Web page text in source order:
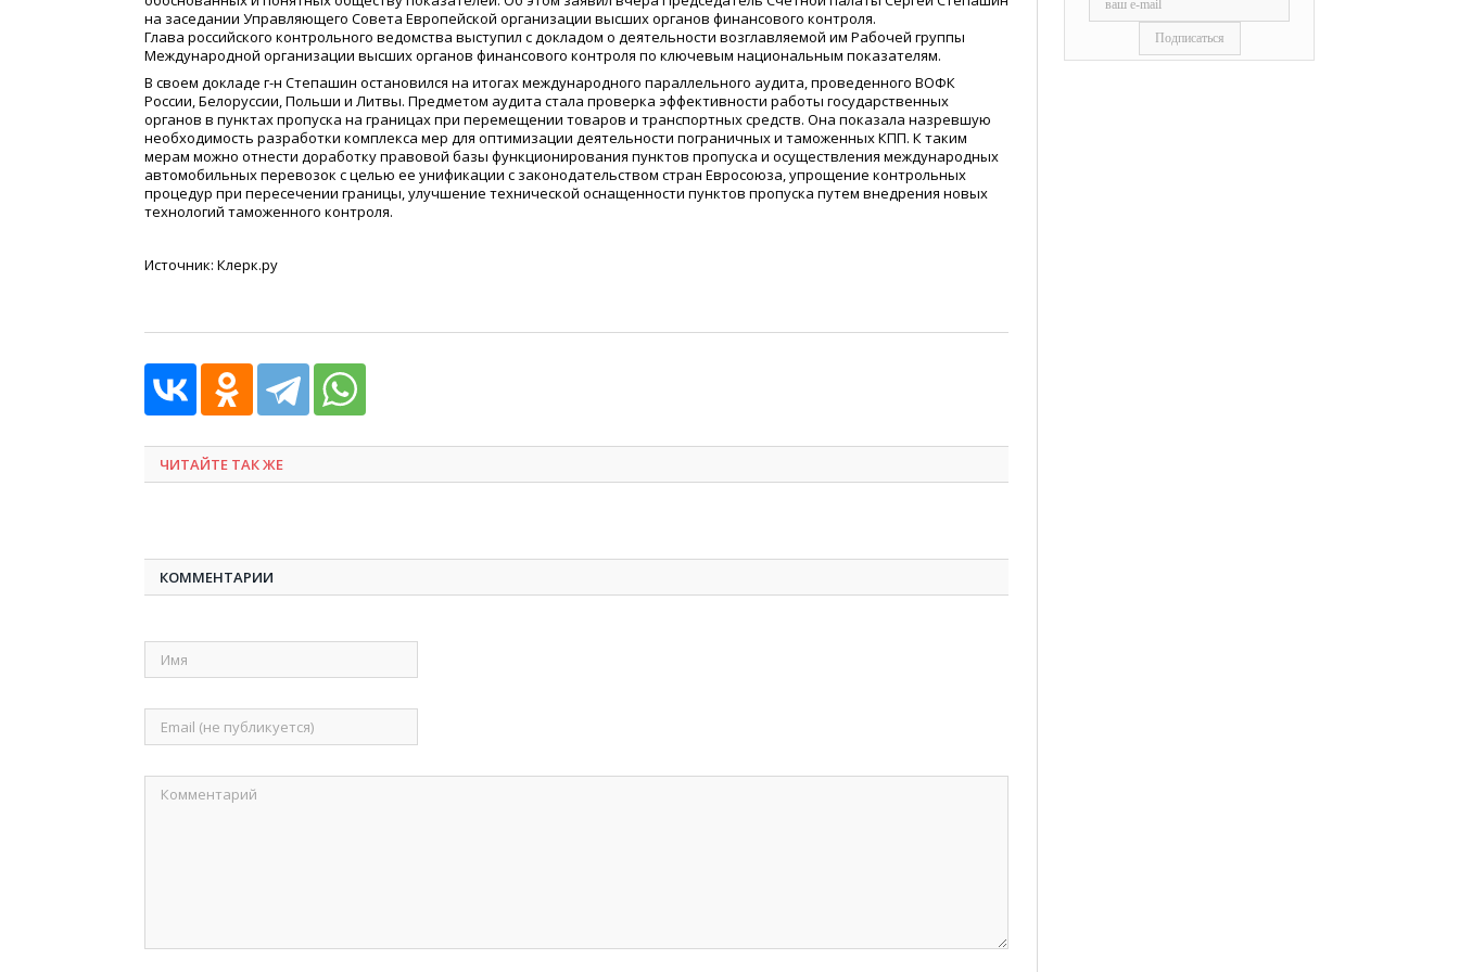
на заседании Управляющего Совета Европейской организации высших органов финансового контроля.
Глава российского контрольного ведомства выступил с докладом о деятельности возглавляемой им Рабочей группы
Международной организации высших органов финансового контроля по ключевым национальным показателям.
В своем докладе г-н Степашин остановился на итогах международного параллельного аудита, проведенного ВОФК
России, Белоруссии, Польши и Литвы. Предметом аудита стала проверка эффективности работы государственных
органов в пунктах пропуска на границах при перемещении товаров и транспортных средств. Она показала назревшую
необходимость разработки комплекса мер для оптимизации деятельности пограничных и таможенных КПП. К таким
мерам можно отнести доработку правовой базы функционирования пунктов пропуска и осуществления международных
автомобильных перевозок с целью ее унификации с законодательством стран Евросоюза, упрощение контрольных
процедур при пересечении границы, улучшение технической оснащенности пунктов пропуска путем внедрения новых
технологий таможенного контроля.
Источник: Клерк.ру
ЧИТАЙТЕ ТАК ЖЕ
КОММЕНТАРИИ